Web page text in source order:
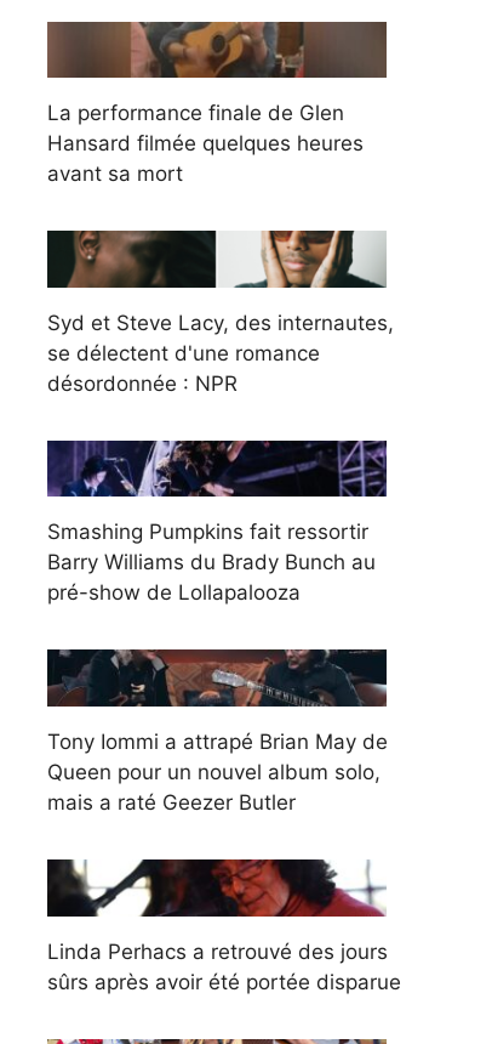
La performance finale de Glen
Hansard filmée quelques heures
avant sa mort
Syd et Steve Lacy, des internautes,
se délectent d'une romance
désordonnée : NPR
Smashing Pumpkins fait ressortir
Barry Williams du Brady Bunch au
pré-show de Lollapalooza
Tony Iommi a attrapé Brian May de
Queen pour un nouvel album solo,
mais a raté Geezer Butler
Linda Perhacs a retrouvé des jours
sûrs après avoir été portée disparue